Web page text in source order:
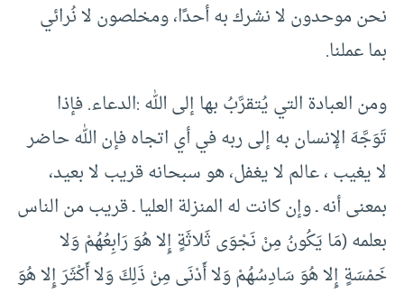
نحن موحدون لا نشرك به أحدًا، ومخلصون لا نُرائي
بما عملنا.
ومن العبادة التي يُتقرَّبُ بها إلى الله :الدعاء. فإذا
تَوَجَّهَ الإنسان به إلى ربه في أي اتجاه فإن الله حاضر
لا يغيب ، عالم لا يغفل، هو سبحانه قريب لا بعيد،
بمعنى أنه ـ وإن كانت له المنزلة العليا ـ قريب من الناس
بعلمه (مَا يَكُونُ مِنْ نَجْوَى ثَلاثَةٍ إِلا هُوَ رَابِعُهُمْ وَلا
خَمْسَةٍ إِلا هُوَ سَادِسُهُمْ وَلا أَدْنَى مِنْ ذَلِكَ وَلا أَكْثَرَ إِلا هُوَ